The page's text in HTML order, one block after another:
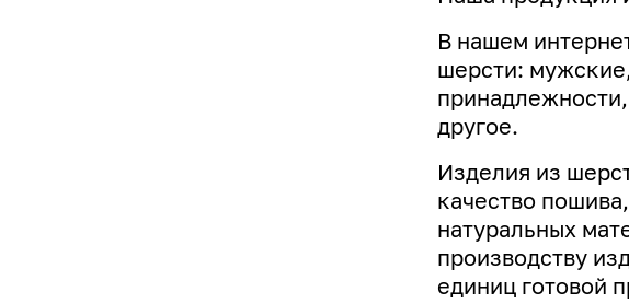
В нашем
шерсти:
другое.
Изделия из
качество
натуральных
производству
единиц готовой